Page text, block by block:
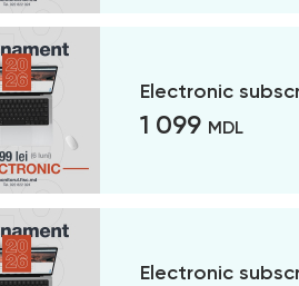
Electronic
1 099 MDL
Electronic